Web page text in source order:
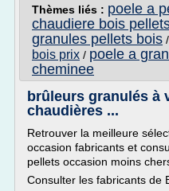
Thèmes liés : poele a
chaudiere bois
granules pellets bois /
bois prix / poele a
cheminee
brûleurs granulés à
chaudières ...
Retrouver la meilleure
occasion fabricants et
pellets occasion moins
Consulter les fabricants de